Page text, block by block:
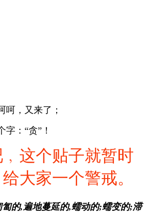
呵，又来了；
：“贪”！
这个贴子就暂时
大家一个警戒。
匐的,遍地蔓延的,蠕动的;蠕变的;滞